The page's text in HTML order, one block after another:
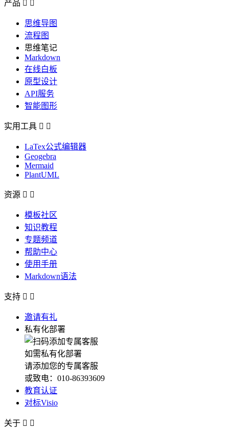
产品  
思维导图
流程图
思维笔记
Markdown
在线白板
原型设计
API服务
智能图形
实用工具  
LaTex公式编辑器
Geogebra
Mermaid
PlantUML
资源  
模板社区
知识教程
专题频道
帮助中心
使用手册
Markdown语法
支持  
邀请有礼
私有化部署
如需私有化部署
请添加您的专属客服
或致电：010-86393609
教育认证
对标Visio
关于  